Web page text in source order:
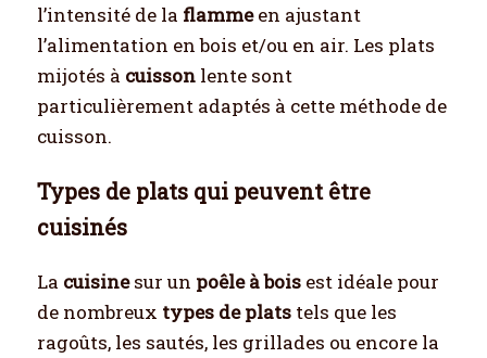
l’intensité de la flammeen ajustant
l’alimentation en bois et/ou en air. Les plats
mijotés à cuisson lente sont
particulièrement adaptés à cette méthode de
cuisson.
Types de plats qui peuvent être
cuisinés
La cuisinesur un poêle à bois est idéale pour
de nombreux types de plats tels que les
ragoûts, les sautés, les grillades ou encore la